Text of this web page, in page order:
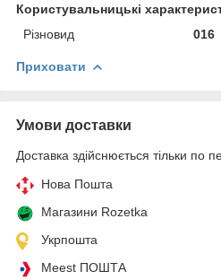
Користувальницькі
Різновид
016
Приховати
Умови доставки
Доставка здійснюється тільки по
Нова Пошта
Магазини Rozetka
Укрпошта
Meest ПОШТА